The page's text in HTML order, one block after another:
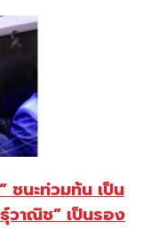
ชนะท่วมท้น เป็น
วาณิช” เป็นรอง